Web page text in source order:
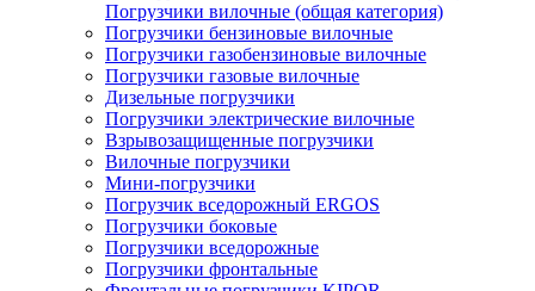
Погрузчики вилочные (общая категория)
Погрузчики бензиновые вилочные
Погрузчики газобензиновые вилочные
Погрузчики газовые вилочные
Дизельные погрузчики
Погрузчики электрические вилочные
Взрывозащищенные погрузчики
Вилочные погрузчики
Мини-погрузчики
Погрузчик вседорожный ERGOS
Погрузчики боковые
Погрузчики вседорожные
Погрузчики фронтальные